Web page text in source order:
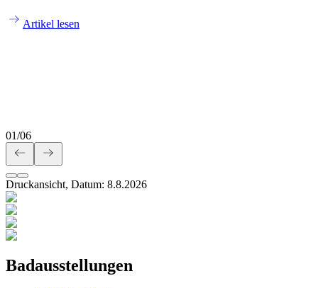
Artikel lesen
01/06
Druckansicht, Datum: 8.8.2026
Badausstellungen